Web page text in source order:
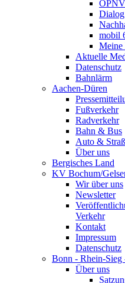
ÖPNV
mobil
Meine
Aktuelle
Datenschutz
Bahnlärm
Aachen-Düren
Fußverkehr
Radverkehr
Bahn & Bus
Auto &
Über uns
Bergisches Land
KV Bochum/
Wir über uns
Newsletter
Verkehr
Kontakt
Impressum
Datenschutz
Bonn - Rhein-Sieg
Über uns